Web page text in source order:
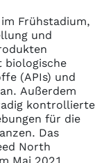
Frühstadium,
und
biologische
(APIs) und
Außerdem
kontrollierte
für die
Das
North